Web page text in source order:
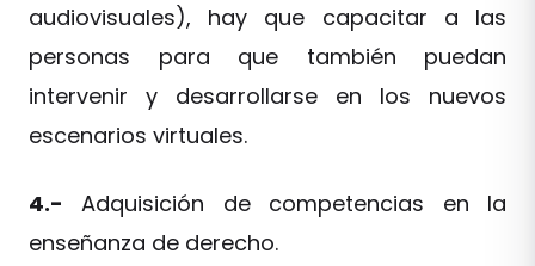
audiovisuales), hay que capacitar a las
personas para que también puedan
intervenir y desarrollarse en los nuevos
escenarios virtuales.
4.- Adquisición de competencias en la
enseñanza de derecho.